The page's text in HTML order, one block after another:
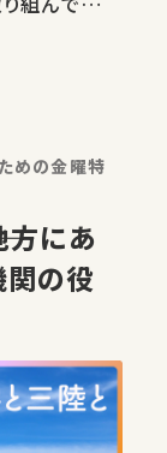
処理・映…
めの金曜特
方にあ
関の役